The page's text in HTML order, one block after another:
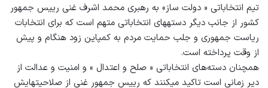
تیم انتخاباتی « دولت ساز» به رهبری محمد اشرف غنی رییس جمهور
کشور از جانب دیگر دسته‏های انتخاباتی متهم است که برای انتخابات
ریاست جمهوری و جلب حمایت مردم به کمپاین زود هنگام و پیش
از وقت پرداخته است.
همچنان دسته‏‌های انتخاباتی « صلح و اعتدال » و امنیت و عدالت از
دیر زمانی است تاکید می‏کنند که رییس جمهور غنی از صلاحیت‏هایش